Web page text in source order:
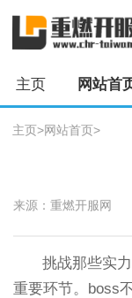
主页 网站首
主页>网站首页>
来源：重燃开服网
挑战那些实
重要环节。boss